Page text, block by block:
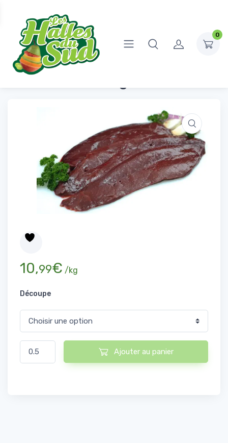
0
Accueil Boucherie
10,99€ /kg
Découpe
quantité de Foie d'Agneau
Ajouter au panier